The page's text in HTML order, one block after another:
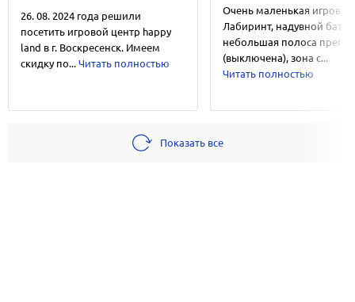
26. 08. 2024 года решили
посетить игровой центр happy
land в г. Воскресенск. Имеем
скидку по...Читать полностью
Очень маленькая игровая.
Лабиринт, надувной батут,
небольшая полоса
(выключена), зона с...
Читать полностью
Показать все